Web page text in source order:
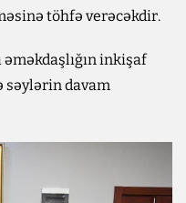
töhfə verəcəkdir.
əməkdaşlığın inkişaf
davam